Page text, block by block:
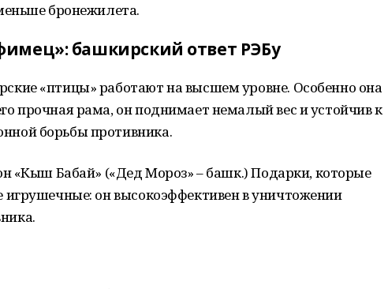
бронежилета.
башкирский ответ РЭБу
«птицы» работают на высшем уровне. Особенно она
прочная рама, он поднимает немалый вес и устойчив к
борьбы противника.
«Кыш Бабай» («Дед Мороз» – башк.) Подарки, которые
игрушечные: он высокоэффективен в уничтожении